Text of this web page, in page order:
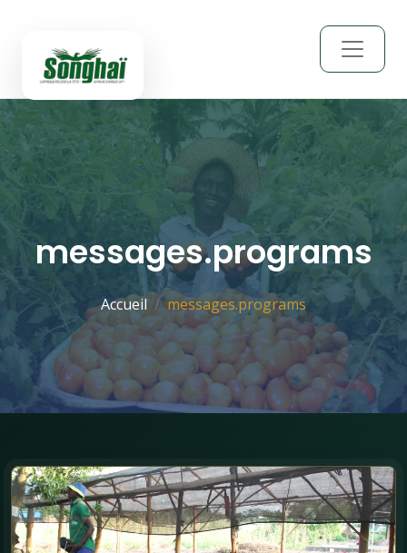
messages.programs
Accueil messages.programs